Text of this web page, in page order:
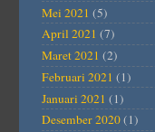
Mei 2021 (5)
April 2021 (7)
Maret 2021 (2)
Februari 2021 (1)
Januari 2021 (1)
Desember 2020(1)